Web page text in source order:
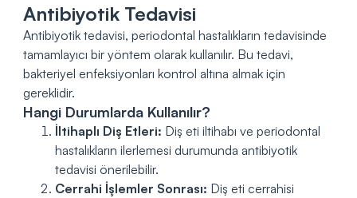
Antibiyotik Tedavisi
Antibiyotik tedavisi, periodontal hastalıkların tedavisinde
tamamlayıcı bir yöntem olarak kullanılır. Bu tedavi,
bakteriyel enfeksiyonları kontrol altına almak için
gereklidir.
Hangi Durumlarda Kullanılır?
İltihaplı Diş Etleri: Diş eti iltihabı ve periodontal
hastalıkların ilerlemesi durumunda antibiyotik
tedavisi önerilebilir.
Cerrahi İşlemler Sonrası: Diş eti cerrahisi